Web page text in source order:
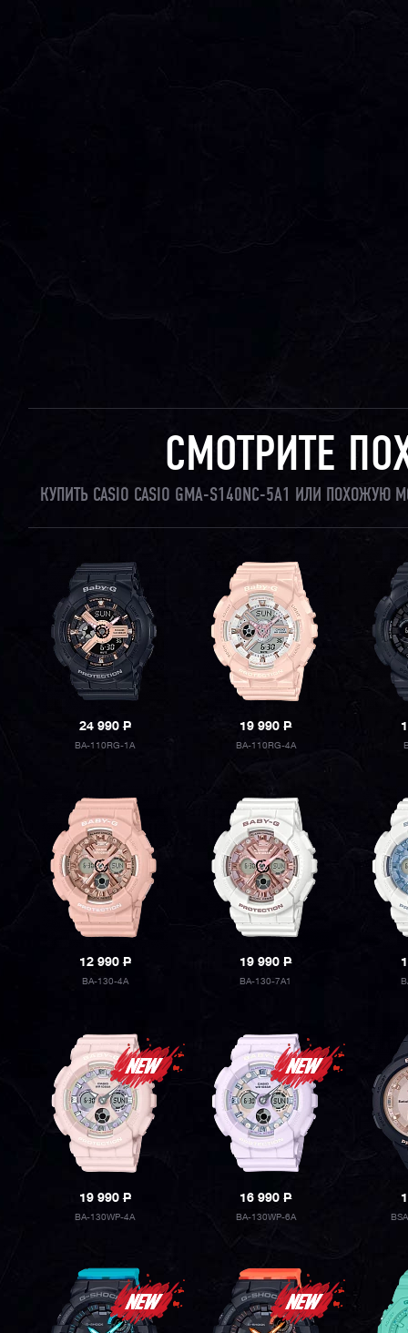
СМОТРИТЕ
КУПИТЬ CASIO CASIO GMA-S140NC-5A1 ИЛИ
24 990P
BA-110RG-1A
19 990P
BA-110RG-4A
12 990P
BA-130-4A
19 990P
BA-130-7A1
19 990P
BA-130WP-4A
16 990P
BA-130WP-6A